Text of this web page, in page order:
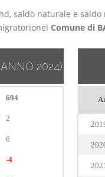
saldo naturale e
Comune di
2024)
694
2
6
-4